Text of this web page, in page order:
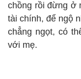
chồng rồi đừng ở
tài chính, để ngộ
chẳng ngọt, có
với mẹ.